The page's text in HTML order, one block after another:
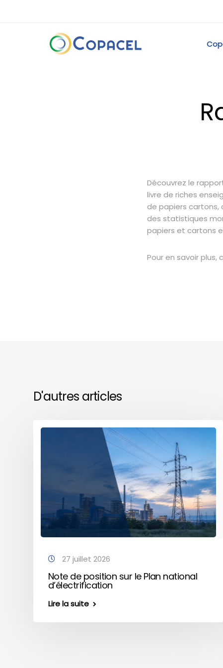
Découvrez le
livre de riches
de papiers cartons,
des statistiques
papiers et cartons
Pour en savoir
D'autres articles
27 juillet 2026
Note de position sur le Plan national
d’électrification
Lire la suite